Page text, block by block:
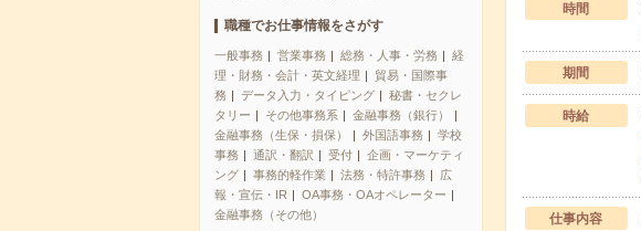
職種でお仕事情報をさがす
一般事務 営業事務 総務・人事・労務
経
理・財務・会計・英文経理
貿易・国際事
務
データ入力・タイピング
秘書・セクレ
タリー
その他事務系
金融事務（銀行）
金融事務（生保・損保）
外国語事務
学校
事務
通訳・翻訳 受付
企画・マーケティ
ング
事務的軽作業 法務・特許事務
広
報・宣伝・IR
OA事務・OAオペレーター
金融事務（その他）
時間
期間
時給
仕事内容